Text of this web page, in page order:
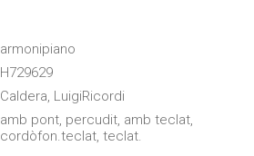
armonipiano
H729629
Caldera, LuigiRicordi
amb pont, percudit, amb teclat,
cordòfon.teclat, teclat.